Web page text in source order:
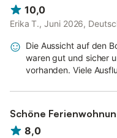
10,0
Erika T., Juni 2026,
Die Aussicht auf den
waren gut und sicher
vorhanden. Viele
Schöne
8,0